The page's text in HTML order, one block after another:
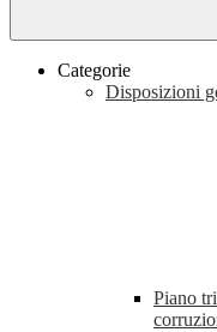
Categorie
Disposizioni
Piano